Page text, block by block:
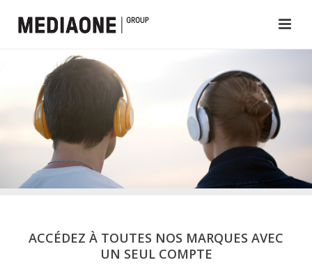
ACCÉDEZ À TOUTES NOS MARQUES AVEC
UN SEUL COMPTE